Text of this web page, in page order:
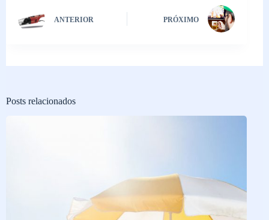
ANTERIOR PRÓXIMO
Posts relacionados